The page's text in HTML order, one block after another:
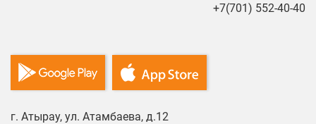
+7(701) 552-40-40
г. Атырау, ул. Атамбаева, д.12